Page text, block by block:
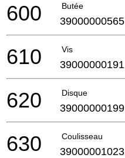
Butée
600 39000000565
Vis
610 39000000191
Disque
620 39000000199
Coulisseau
630 39000001023